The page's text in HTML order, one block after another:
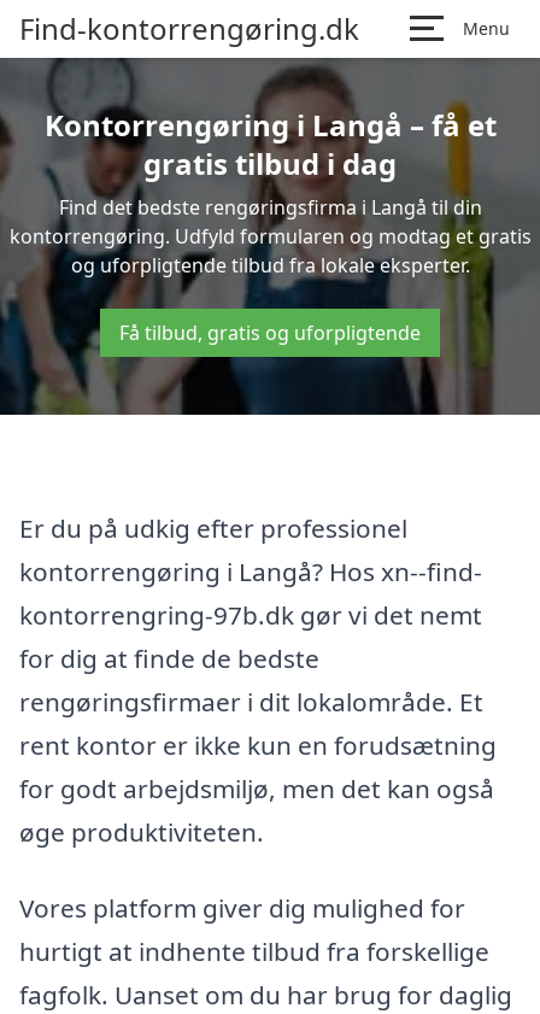
Find-kontorrengøring.dk Menu
Kontorrengøring i Langå – få et
gratis tilbud i dag
Find det bedste rengøringsfirma i Langå til din
kontorrengøring. Udfyld formularen og modtag et gratis
og uforpligtende tilbud fra lokale eksperter.
Få tilbud, gratis og uforpligtende
Er du på udkig efter professionel
kontorrengøring i Langå? Hos xn--find-
kontorrengring-97b.dk gør vi det nemt
for dig at finde de bedste
rengøringsfirmaer i dit lokalområde. Et
rent kontor er ikke kun en forudsætning
for godt arbejdsmiljø, men det kan også
øge produktiviteten.
Vores platform giver dig mulighed for
hurtigt at indhente tilbud fra forskellige
fagfolk. Uanset om du har brug for daglig